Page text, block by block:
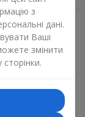
з
дані.
Ваші
змінити
сторінки.